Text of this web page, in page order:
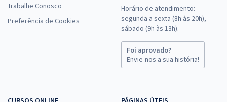
Trabalhe Conosco
Preferência de Cookies
Horário de atendimento:
segunda a sexta (8h às 20h),
sábado (9h às 13h).
Foi aprovado?
Envie-nos a sua história!